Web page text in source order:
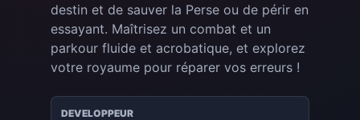
destin et de sauver la Perse ou de périr en
essayant. Maîtrisez un combat et un
parkour fluide et acrobatique, et explorez
votre royaume pour réparer vos erreurs !
DEVELOPPEUR